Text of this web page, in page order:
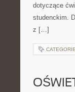
dotyczące
studenckim.
z […]